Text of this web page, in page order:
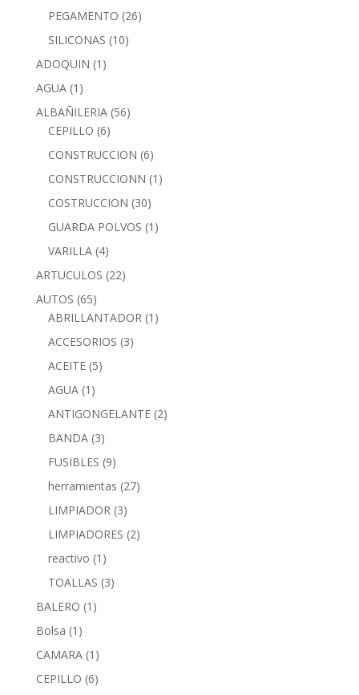
PEGAMENTO (26)
SILICONAS (10)
ADOQUIN (1)
AGUA (1)
ALBAÑILERIA (56)
CEPILLO (6)
CONSTRUCCION (6)
CONSTRUCCIONN (1)
COSTRUCCION (30)
GUARDA POLVOS (1)
VARILLA (4)
ARTUCULOS (22)
AUTOS (65)
ABRILLANTADOR (1)
ACCESORIOS (3)
ACEITE (5)
AGUA (1)
ANTIGONGELANTE (2)
BANDA (3)
FUSIBLES (9)
herramientas (27)
LIMPIADOR (3)
LIMPIADORES (2)
reactivo (1)
TOALLAS (3)
BALERO (1)
Bolsa (1)
CAMARA (1)
CEPILLO (6)